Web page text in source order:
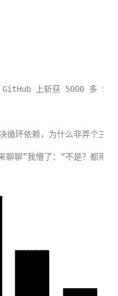
上斩获 5000 多
环依赖，为什么非弄个三级
聊聊”我懵了：“不是？都